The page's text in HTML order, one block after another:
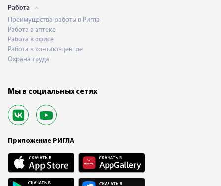
Работа
Преимущества работы в Ригла
Работа в аптеке
Работа в офисе
Работа в контакт-центре
Охрана труда
Мы в социальных сетях
Приложение РИГЛА